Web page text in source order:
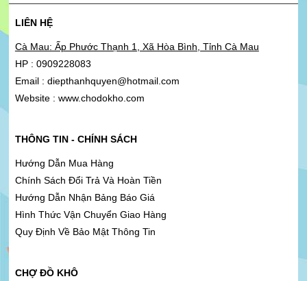
LIÊN HỆ
Cà Mau: Ấp Phước Thạnh 1, Xã Hòa Bình, Tỉnh Cà Mau
HP : 0909228083
Email : diepthanhquyen@hotmail.com
Website : www.chodokho.com
THÔNG TIN - CHÍNH SÁCH
Hướng Dẫn Mua Hàng
Chính Sách Đổi Trả Và Hoàn Tiền
Hướng Dẫn Nhận Bảng Báo Giá
Hình Thức Vận Chuyển Giao Hàng
Quy Định Về Bảo Mật Thông Tin
CHỢ ĐỒ KHÔ